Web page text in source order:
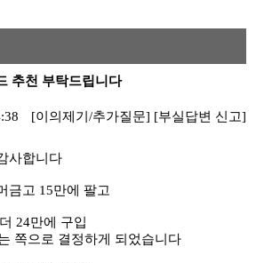
추천 부탁드립니다
[이의제기/추가질문] [부실답변 신고]
사합니다
금고 15만에 팔고
24만에 구입
쪽으로 결정하게 되었습니다